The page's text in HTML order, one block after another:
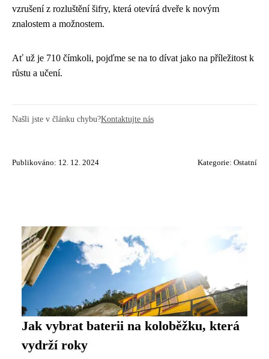
vzrušení z rozluštění šifry, která otevírá dveře k novým
znalostem a možnostem.
Ať už je 710 čímkoli, pojďme se na to dívat jako na příležitost k
růstu a učení.
Našli jste v článku chybu?Kontaktujte nás
Publikováno: 12. 12. 2024 Kategorie: Ostatní
Jak vybrat baterii na koloběžku, která
vydrží roky